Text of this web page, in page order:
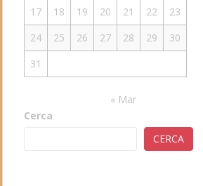
17
18 19 20 21 22
23
24
25 26 27 28 29
30
31
« Mar
Cerca
CERCA